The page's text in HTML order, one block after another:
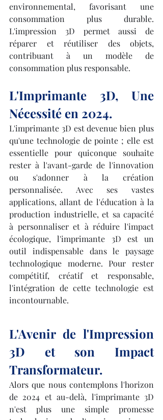
environnemental, favorisant une
consommation plus durable.
L'impression 3D permet aussi de
réparer et réutiliser des objets,
contribuant à un modèle de
consommation plus responsable.
L'Imprimante 3D, Une
Nécessité en 2024.
L'imprimante 3D est devenue bien plus
qu'une technologie de pointe ; elle est
essentielle pour quiconque souhaite
rester à l'avant-garde de l'innovation
ou s'adonner à la création
personnalisée. Avec ses vastes
applications, allant de l'éducation à la
production industrielle, et sa capacité
à personnaliser et à réduire l'impact
écologique, l'imprimante 3D est un
outil indispensable dans le paysage
technologique moderne. Pour rester
compétitif, créatif et responsable,
l'intégration de cette technologie est
incontournable.
L'Avenir de l'Impression
3D et son Impact
Transformateur.
Alors que nous contemplons l'horizon
de 2024 et au-delà, l'imprimante 3D
n'est plus une simple promesse